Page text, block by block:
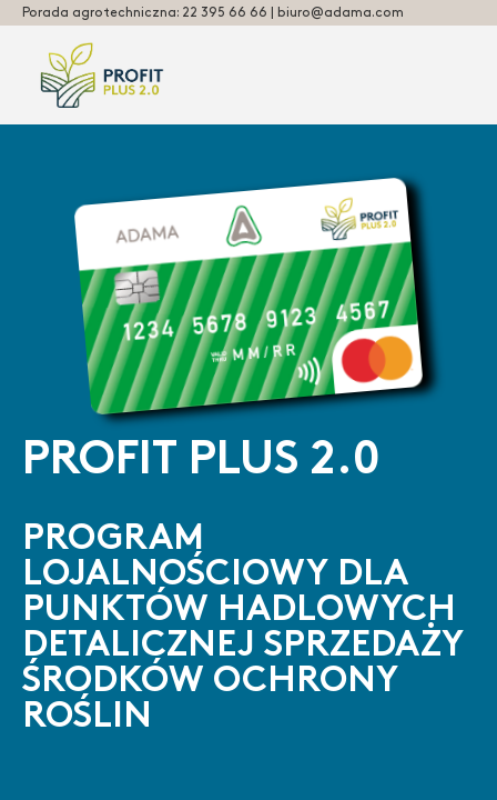
Porada agrotechniczna: 22 395 66 66 | biuro@adama.com
PROFIT PLUS 2.0
PROGRAM
LOJALNOŚCIOWY DLA
PUNKTÓW HADLOWYCH
DETALICZNEJ SPRZEDAŻY
ŚRODKÓW OCHRONY
ROŚLIN